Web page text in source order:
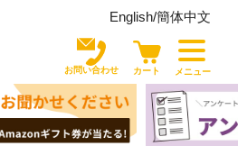
English/簡体中文
お問い合わせ カート メニュー